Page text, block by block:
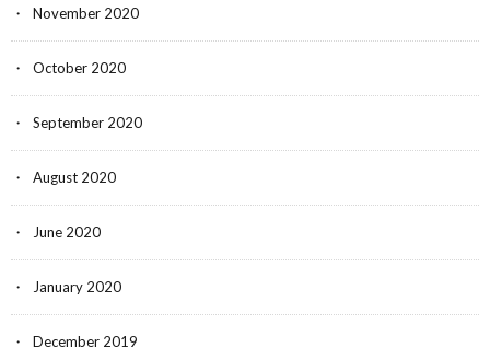
November 2020
October 2020
September 2020
August 2020
June 2020
January 2020
December 2019